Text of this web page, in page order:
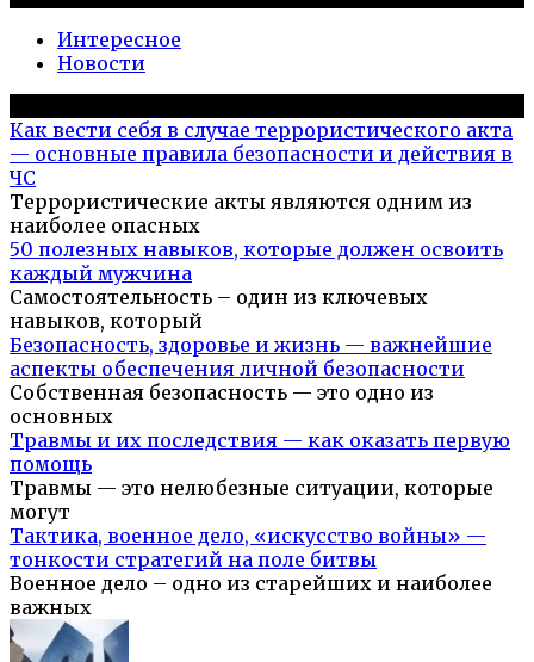
Интересное
Новости
Как вести себя в случае террористического акта
— основные правила безопасности и действия в
ЧС
Террористические акты являются одним из
наиболее опасных
50 полезных навыков, которые должен освоить
каждый мужчина
Самостоятельность – один из ключевых
навыков, который
Безопасность, здоровье и жизнь — важнейшие
аспекты обеспечения личной безопасности
Собственная безопасность — это одно из
основных
Травмы и их последствия — как оказать первую
помощь
Травмы — это нелюбезные ситуации, которые
могут
Тактика, военное дело, «искусство войны» —
тонкости стратегий на поле битвы
Военное дело – одно из старейших и наиболее
важных